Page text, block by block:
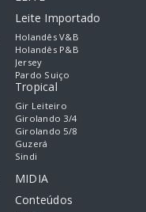
Leite Importado
Holandês V&B
Holandês P&B
Jersey
Pardo Suiço
Tropical
Gir Leiteiro
Girolando 3/4
Girolando 5/8
Guzerá
Sindi
MIDIA
Conteúdos